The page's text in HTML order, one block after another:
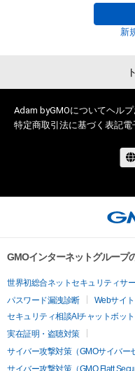
に反する利用またはその
成者または第三者のライ
保有、その他第三者が損
者のライセンス保有者は
ます。
新
Adam byGMOについてヘルプ
特定商取引法に基づく表記電
GMOインターネットグループ
世界初総合ネットセキュリティサ
パスワード漏洩診断
Webサイ
セキュリティ相談AIチャットボット
実在証明・盗聴対策
サイバー攻撃対策（GMOサイバー